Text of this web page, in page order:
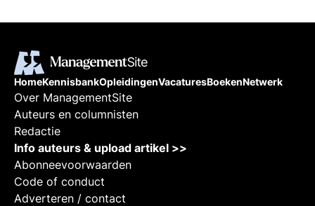
HomeKennisbankOpleidingenVacaturesBoekenNetwerk
Over ManagementSite
Auteurs en columnisten
Redactie
Info auteurs & upload artikel >>
Abonneevoorwaarden
Code of conduct
Adverteren / contact